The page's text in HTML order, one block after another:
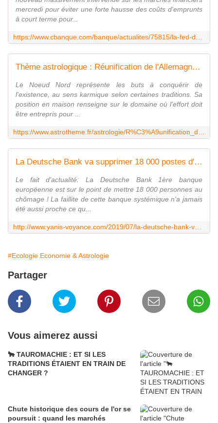
mercredi pour éviter une forte hausse des coûts d'emprunts
à court terme pour...
Thème astrologique : Réunification de l'Allemagne, le 3 octobre 1990
Le Noeud Nord représente les buts à conquérir de
l'existence, au sens karmique selon certaines traditions. Sa
position en maison renseigne sur le domaine où l'effort doit
être entrepris pour ...
La Deutsche Bank va supprimer 18 000 postes d'ici 2022 le krach financier de la faillite de cette banque systémique - Yanis Azzaro Voyance Astrologue
Le fait d'actualité: La Deutsche Bank 1ère banque
européenne est sur le point de mettre 18 000 personnes au
chômage ! La faillite de cette banque systémique n'a jamais
été aussi proche ce qu...
#Ecologie Economie & Astrologie
Partager
Vous aimerez aussi
🐂 TAUROMACHIE : ET SI LES
TRADITIONS ÉTAIENT EN TRAIN DE
CHANGER ?
Chute historique des cours de l'or se
poursuit : quand les marchés